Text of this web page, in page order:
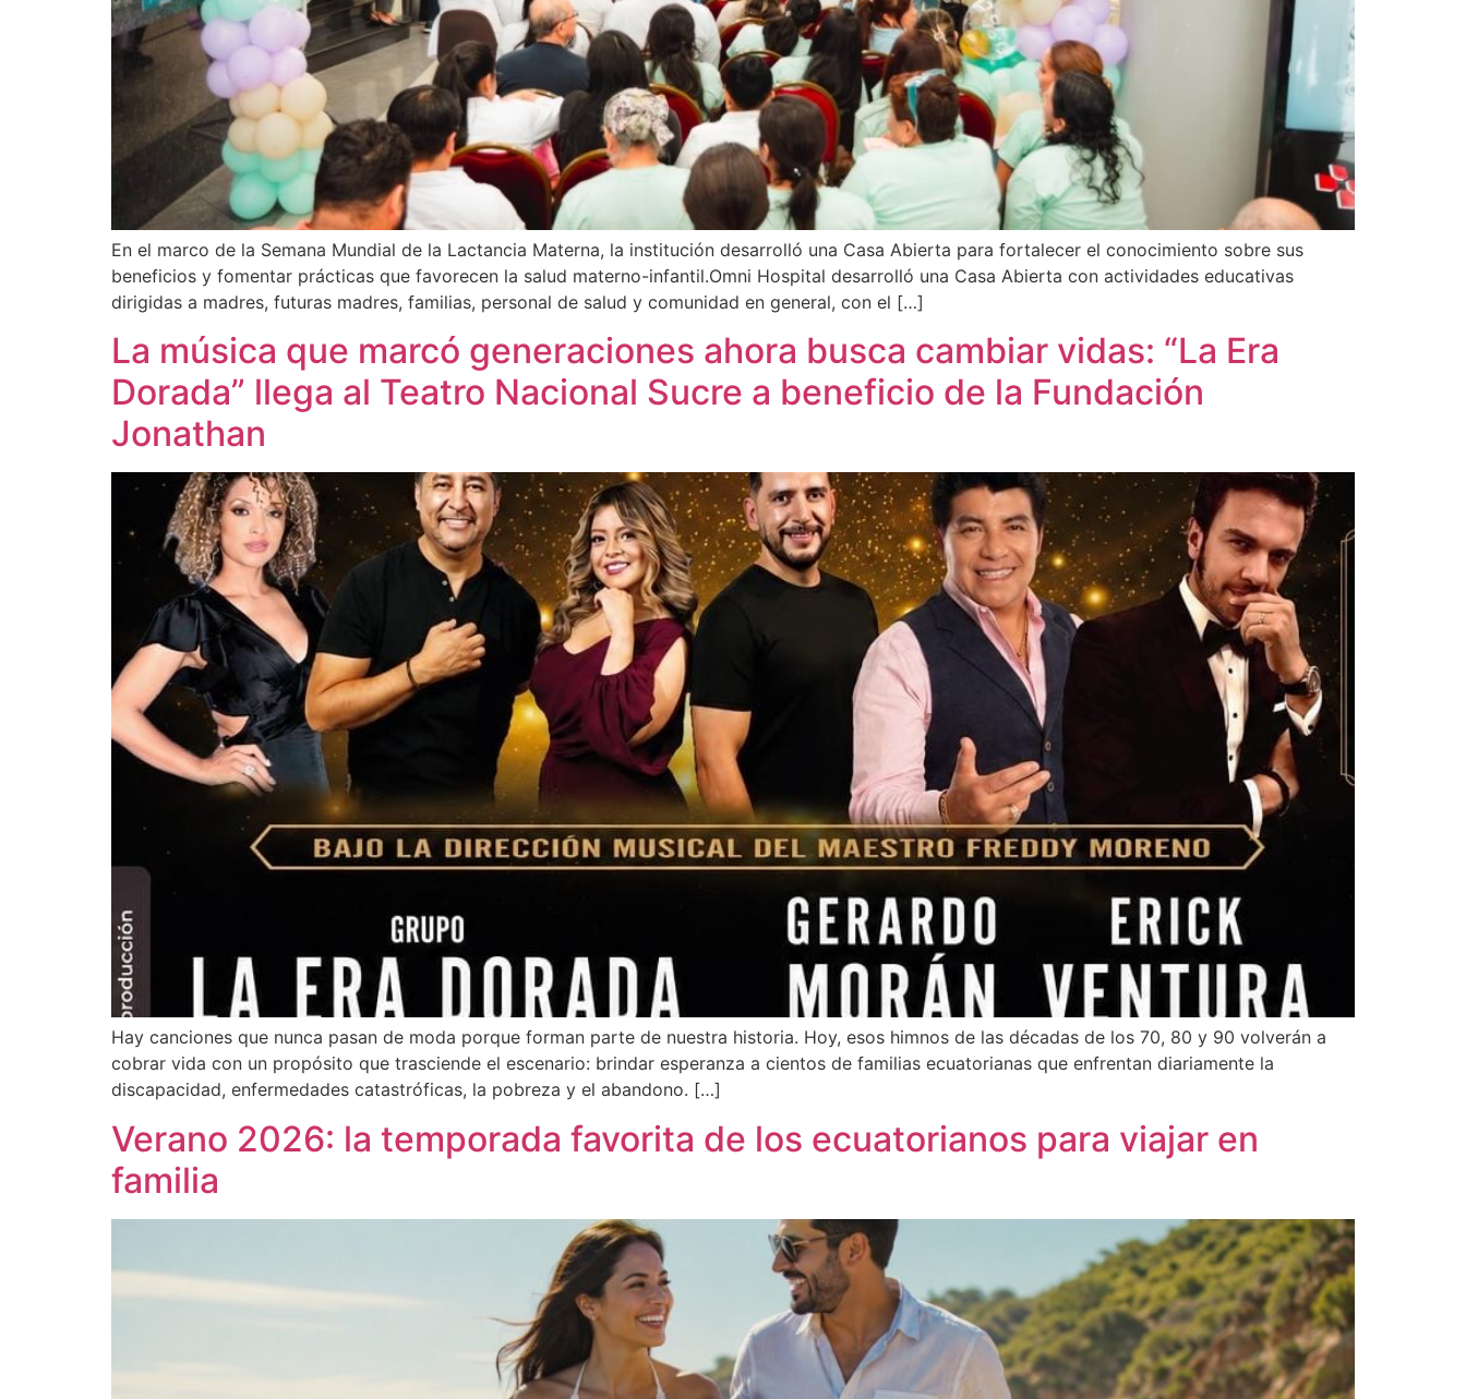
En el marco de la Semana Mundial de la Lactancia Materna, la institución desarrolló una Casa Abierta para fortalecer el conocimiento sobre sus
beneficios y fomentar prácticas que favorecen la salud materno-infantil.Omni Hospital desarrolló una Casa Abierta con actividades educativas
dirigidas a madres, futuras madres, familias, personal de salud y comunidad en general, con el […]
La música que marcó generaciones ahora busca cambiar vidas: “La Era
Dorada” llega al Teatro Nacional Sucre a beneficio de la Fundación
Jonathan
Hay canciones que nunca pasan de moda porque forman parte de nuestra historia. Hoy, esos himnos de las décadas de los 70, 80 y 90 volverán a
cobrar vida con un propósito que trasciende el escenario: brindar esperanza a cientos de familias ecuatorianas que enfrentan diariamente la
discapacidad, enfermedades catastróficas, la pobreza y el abandono. […]
Verano 2026: la temporada favorita de los ecuatorianos para viajar en
familia